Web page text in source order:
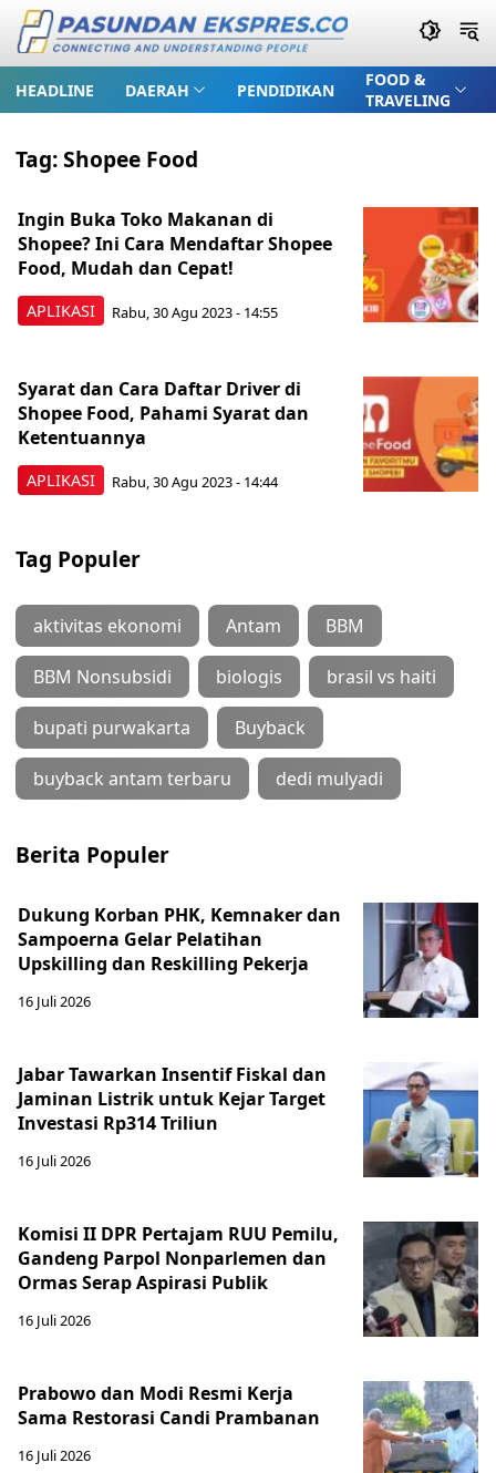
HEADLINE DAERAH PENDIDIKAN
FOOD &
TRAVELING
Tag:Shopee Food
APLIKASI
Ingin Buka Toko Makanan di
Shopee? Ini Cara Mendaftar Shopee
Food, Mudah dan Cepat!
Rabu, 30 Agu 2023 - 14:55
APLIKASI
Syarat dan Cara Daftar Driver di
Shopee Food, Pahami Syarat dan
Ketentuannya
Rabu, 30 Agu 2023 - 14:44
Tag Populer
aktivitas ekonomi Antam BBM
BBM Nonsubsidi biologis brasil vs haiti
bupati purwakarta Buyback
buyback antam terbaru dedi mulyadi
Berita Populer
Dukung Korban PHK, Kemnaker dan
Sampoerna Gelar Pelatihan
Upskilling dan Reskilling Pekerja
16 Juli 2026
Jabar Tawarkan Insentif Fiskal dan
Jaminan Listrik untuk Kejar Target
Investasi Rp314 Triliun
16 Juli 2026
Komisi II DPR Pertajam RUU Pemilu,
Gandeng Parpol Nonparlemen dan
Ormas Serap Aspirasi Publik
16 Juli 2026
Prabowo dan Modi Resmi Kerja
Sama Restorasi Candi Prambanan
16 Juli 2026